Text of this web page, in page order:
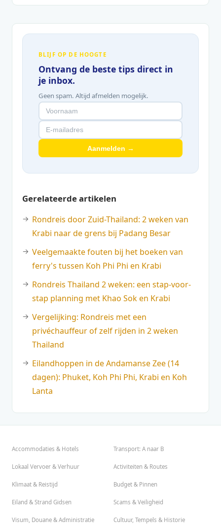
BLIJF OP DE HOOGTE
Ontvang de beste tips direct in
je inbox.
Geen spam. Altijd afmelden mogelijk.
Aanmelden →
Gerelateerde artikelen
Rondreis door Zuid-Thailand: 2 weken van
Krabi naar de grens bij Padang Besar
Veelgemaakte fouten bij het boeken van
ferry's tussen Koh Phi Phi en Krabi
Rondreis Thailand 2 weken: een stap-voor-
stap planning met Khao Sok en Krabi
Vergelijking: Rondreis met een
privéchauffeur of zelf rijden in 2 weken
Thailand
Eilandhoppen in de Andamanse Zee (14
dagen): Phuket, Koh Phi Phi, Krabi en Koh
Lanta
Accommodaties & Hotels Transport: A naar B
Lokaal Vervoer & Verhuur Activiteiten & Routes
Klimaat & Reistijd Budget & Pinnen
Eiland & Strand Gidsen Scams & Veiligheid
Visum, Douane & Administratie Cultuur, Tempels & Historie